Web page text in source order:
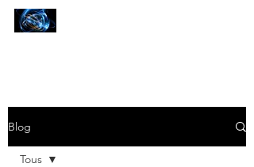
Blog
Tous